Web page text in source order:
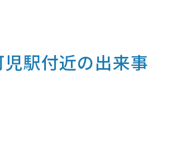
駅付近の出来事